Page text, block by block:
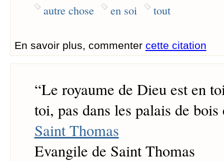
autre chose en soi tout
En savoir plus, commenter cette citation
“Le royaume de Dieu est en
toi, pas dans les palais de
Saint Thomas
Evangile de Saint Thomas